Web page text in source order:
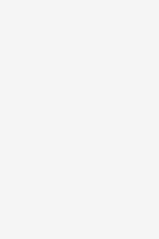
trasparenza